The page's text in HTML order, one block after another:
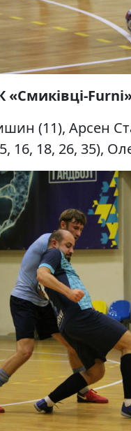
«Смиківці-
(11), Арсен
16, 18, 26, 35),